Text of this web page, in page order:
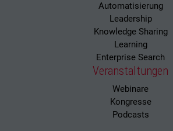
Automatisierung
Leadership
Knowledge Sharing
Learning
Enterprise Search
Veranstaltungen
Webinare
Kongresse
Podcasts